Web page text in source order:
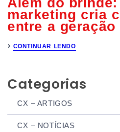
Categorias
CX – ARTIGOS
CX – NOTÍCIAS
marketing cria
entre a geração
CONTINUAR LENDO